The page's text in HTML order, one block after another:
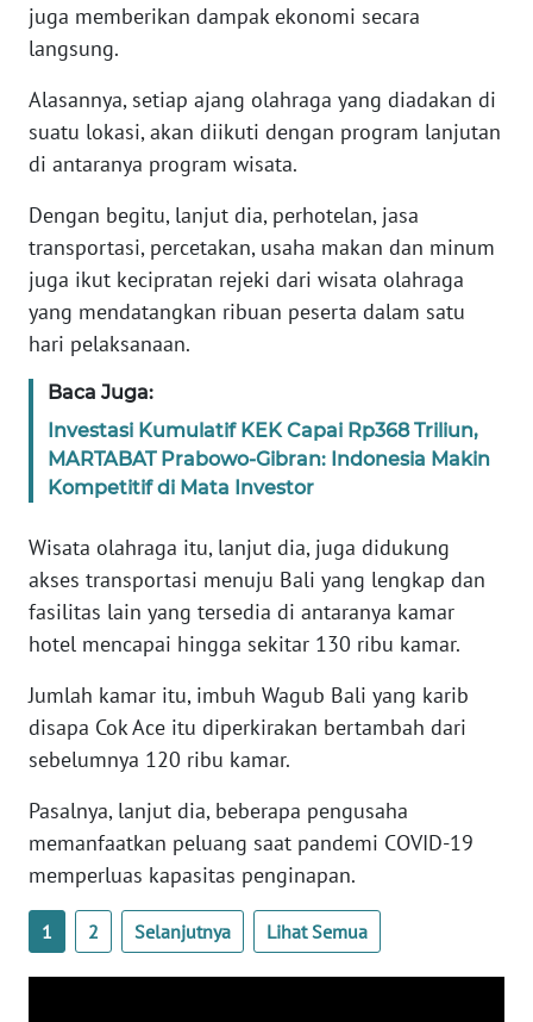
juga memberikan dampak ekonomi secara
langsung.
Alasannya, setiap ajang olahraga yang diadakan di
suatu lokasi, akan diikuti dengan program lanjutan
di antaranya program wisata.
Dengan begitu, lanjut dia, perhotelan, jasa
transportasi, percetakan, usaha makan dan minum
juga ikut kecipratan rejeki dari wisata olahraga
yang mendatangkan ribuan peserta dalam satu
hari pelaksanaan.
Baca Juga:
Investasi Kumulatif KEK Capai Rp368 Triliun,
MARTABAT Prabowo-Gibran: Indonesia Makin
Kompetitif di Mata Investor
Wisata olahraga itu, lanjut dia, juga didukung
akses transportasi menuju Bali yang lengkap dan
fasilitas lain yang tersedia di antaranya kamar
hotel mencapai hingga sekitar 130 ribu kamar.
Jumlah kamar itu, imbuh Wagub Bali yang karib
disapa Cok Ace itu diperkirakan bertambah dari
sebelumnya 120 ribu kamar.
Pasalnya, lanjut dia, beberapa pengusaha
memanfaatkan peluang saat pandemi COVID-19
memperluas kapasitas penginapan.
1 2 Selanjutnya Lihat Semua
BANTEN
NTT
WN
WN
PAPUA
WN
PAPUA
BARAT
WN
RIAU
WN
SERAMBI
WN
WN
SULTRA
WN
NTB
WN
SULTENG